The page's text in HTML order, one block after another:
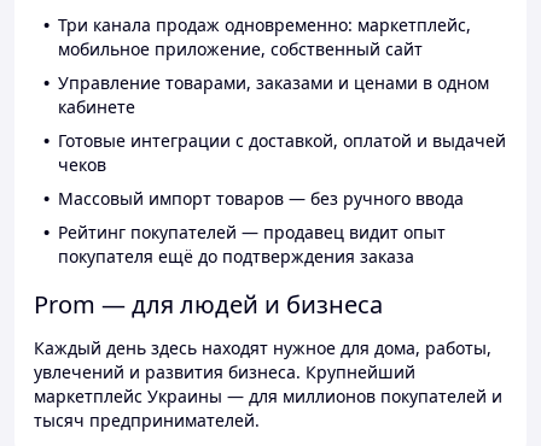
Три канала продаж одновременно: маркетплейс,
мобильное приложение, собственный сайт
Управление товарами, заказами и ценами в одном
кабинете
Готовые интеграции с доставкой, оплатой и выдачей
чеков
Массовый импорт товаров — без ручного ввода
Рейтинг покупателей — продавец видит опыт
покупателя ещё до подтверждения заказа
Prom — для людей и бизнеса
Каждый день здесь находят нужное для дома, работы,
увлечений и развития бизнеса. Крупнейший
маркетплейс Украины — для миллионов покупателей и
тысяч предпринимателей.